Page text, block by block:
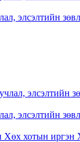
элсэлтийн
элсэлтийн
Хөх хотын